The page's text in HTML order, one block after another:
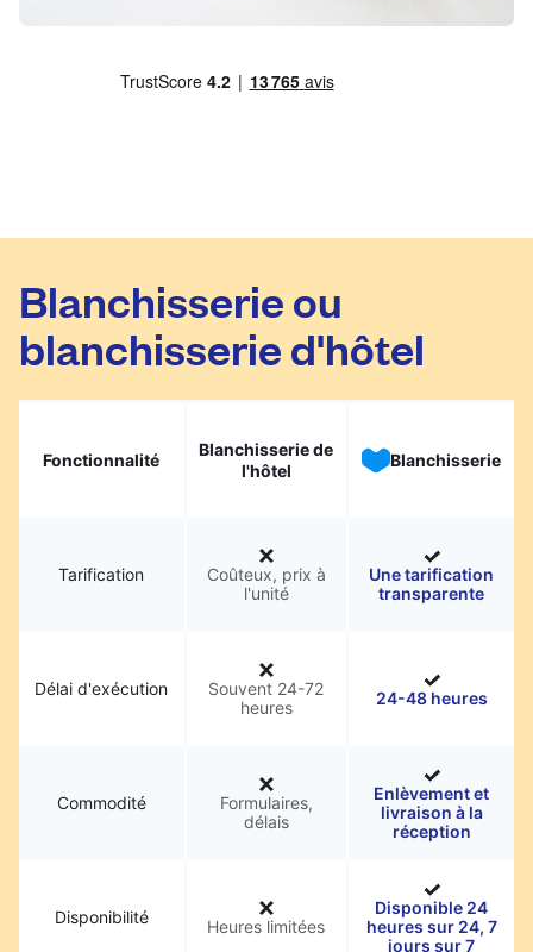
Blanchisserie ou
blanchisserie d'hôtel
Fonctionnalité
Blanchisserie de
l'hôtel
Blanchisserie
Tarification
Coûteux, prix à
l'unité
Une tarification
transparente
Délai d'exécution
Souvent 24-72
heures
24-48 heures
Commodité
Formulaires,
délais
Enlèvement et
livraison à la
réception
Disponibilité Heures limitées
Disponible 24
heures sur 24, 7
jours sur 7